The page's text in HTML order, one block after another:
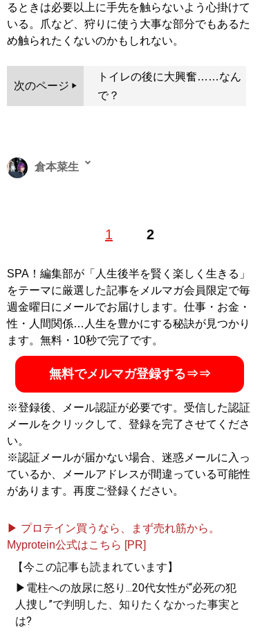
るときは必要以上に手先を触らないよう心掛けて
いる。爪など、狩りに使う大事な部分でもあるた
め触られたくないのかもしれない。
次のページ
トイレの後に大興奮……なん
で？
1 2
倉本菜生
ャバ嬢・ホステスとして11年勤務。コスプレやポールダ
Twitter）：@0ElectricSheep0、Instagram：
@0ElectricSheep0
記事一覧へ
SPA！編集部が「人生後半を賢く楽しく生きる」
をテーマに厳選した記事をメルマガ会員限定で毎
週金曜日にメールでお届けします。仕事・お金・
性・人間関係…人生を豊かにする秘訣が見つかり
ます。無料・10秒で完了です。
無料でメルマガ登録する⇒⇒
※登録後、メール認証が必要です。受信した認証
メールをクリックして、登録を完了させてくださ
い。
※認証メールが届かない場合、迷惑メールに入っ
ているか、メールアドレスが間違っている可能性
があります。再度ご登録ください。
▶ プロテイン買うなら、まず売れ筋から。
Myprotein公式はこちら [PR]
【今この記事も読まれています】
▶電柱への放尿に怒り...20代女性が“必死の犯
人捜し”で判明した、知りたくなかった事実と
は?